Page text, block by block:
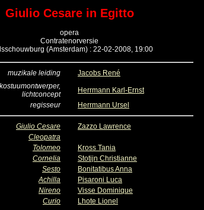
Giulio Cesare in Egitto
opera
Contratenorversie
(Amsterdam) : 22-02-2008, 19:00
muzikale leiding
Jacobs René
lichtconcept
Herrmann Karl-Ernst
regisseur
Herrmann Ursel
Giulio Cesare
Zazzo Lawrence
Cleopatra
Tolomeo
Kross Tania
Cornelia
Stotijn Christianne
Sesto
Bonitatibus Anna
Achilla
Pisaroni Luca
Nireno
Visse Dominique
Curio
Lhote Lionel